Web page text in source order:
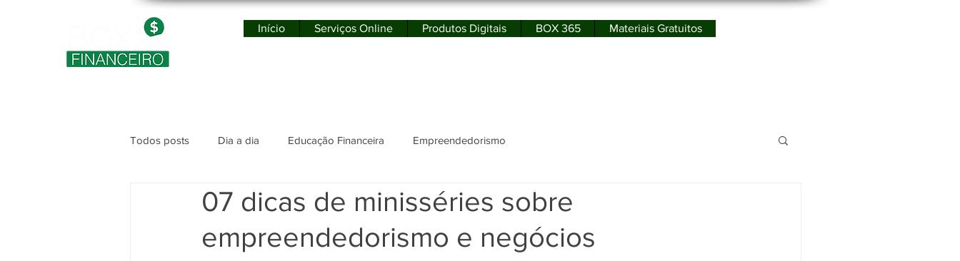
Início Serviços Online Produtos Digitais BOX 365 Materiais Gratuitos
Todos posts Dia a dia Educação Financeira Empreendedorismo
07 dicas de minisséries sobre
empreendedorismo e negócios